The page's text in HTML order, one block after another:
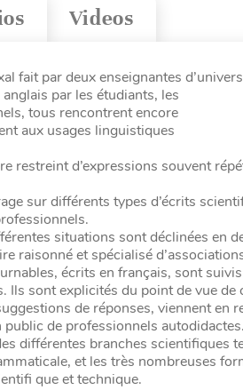
Videos
fait par deux enseignantes
par les étudiants, les
tous rencontrent encore
aux usages linguistiques
restreint d’expressions souvent
sur différents types d’écrits
situations sont déclinées en
raisonné et spécialisé
écrits en français, sont
Ils sont explicités du point de vue de
de réponses, viennent en
de professionnels autodidactes.
différentes branches scientifiques
et les très nombreuses
que et technique.